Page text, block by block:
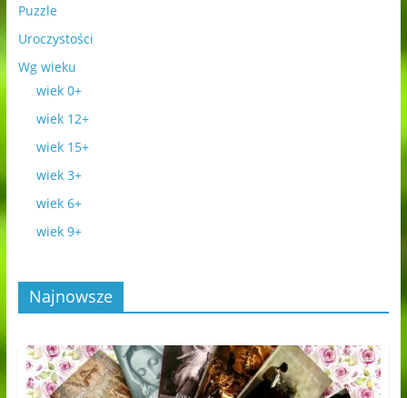
Puzzle
Uroczystości
Wg wieku
wiek 0+
wiek 12+
wiek 15+
wiek 3+
wiek 6+
wiek 9+
Najnowsze